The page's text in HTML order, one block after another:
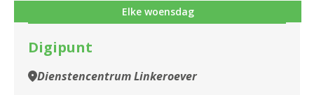
Elke woensdag
Digipunt
Dienstencentrum Linkeroever